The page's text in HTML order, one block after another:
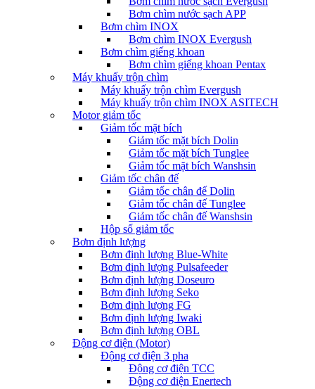
Bơm chìm nước sạch APP
Bơm chìm INOX
Bơm chìm INOX Evergush
Bơm chìm giếng khoan
Bơm chìm giếng khoan Pentax
Máy khuấy trộn chìm
Máy khuấy trộn chìm Evergush
Máy khuấy trộn chìm INOX ASITECH
Motor giảm tốc
Giảm tốc mặt bích
Giảm tốc mặt bích Dolin
Giảm tốc mặt bích Tunglee
Giảm tốc mặt bích Wanshsin
Giảm tốc chân đế
Giảm tốc chân đế Dolin
Giảm tốc chân đế Tunglee
Giảm tốc chân đế Wanshsin
Hộp số giảm tốc
Bơm định lượng
Bơm định lượng Blue-White
Bơm định lượng Pulsafeeder
Bơm định lượng Doseuro
Bơm định lượng Seko
Bơm định lượng FG
Bơm định lượng Iwaki
Bơm định lượng OBL
Động cơ điện (Motor)
Động cơ điện 3 pha
Động cơ điện TCC
Động cơ điện Enertech